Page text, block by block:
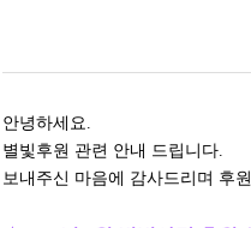
안녕하세요.
별빛후원 관련 안내 드립니다.
보내주신 마음에 감사드리며 후